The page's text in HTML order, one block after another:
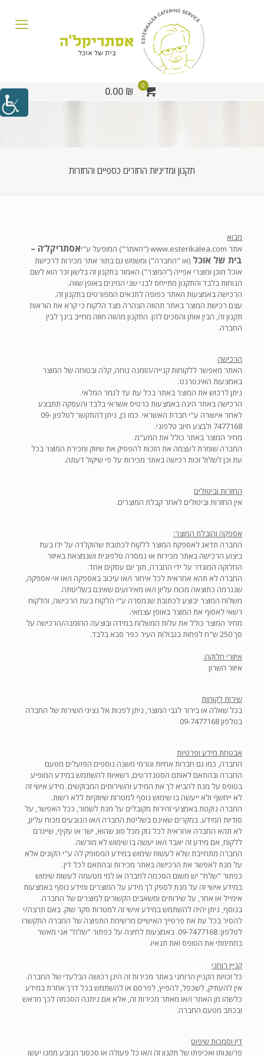
0
₪ 0.00
תקנון ומדיניות החזרים כספיים והחזרות
מבוא
אתר www.esterikalea.com ("האתר") המופעל ע"י
אסתריקל’ה –
בית של אוכל (או "החברה") ומשמש גם בתור אתר מכירות לרכישת
אוכל מוכן ומוצרי אפייה ("המוצר") האמור בתקנון זה בלשון זכר הוא לשם
הנוחות בלבד והתקנון מתייחס לבני שני המינים באופן שווה.
הרכישה באמצעות האתר כפופה לתנאים המפורטים בתקנון זה.
עצם רכישת המוצר באתר תהווה הצהרה מצד הלקוח כי קרא את הוראות
תקנון זה, הבין אותן והסכים להן. התקנון מהווה חוזה מחייב בינך לבין
החברה.
הרכישה
האתר מאפשר ללקוחות קנייה/הזמנה נוחה, קלה ובטוחה של המוצר
באמצעות האינטרנט.
ניתן לרכוש את המוצר באתר בכל עת עד לגמר המלאי.
הרכישה באתר הינה באמצעות כרטיס אשראי בלבד והעסקה תתבצע
לאחר אישורה ע"י חברת האשראי. כמו כן, ניתן להתקשר לטלפון 09-
7477168‏ ולבצע חיוב טלפוני.
מחיר המוצר באתר כולל את המע"מ.
החברה שומרת לעצמה את הזכות להפסיק את שיווק ומכירת המוצר בכל
עת וכן לשלול זכות רכישה באתר מכירות על פי שיקול דעתה.
החזרות וביטולים
אין החזרות וביטולים לאחר קבלת המוצרים.
אספקה והובלת המוצר:
החברה תדאג לאספקת המוצר ללקוח לכתובת שהוקלדה על ידו בעת
ביצוע הרכישה באתר מכירות או נמסרה טלפונית ושנמצאת באיזור
החלוקה המוגדר על ידי החברה, תוך יום עסקים אחד.
החברה לא תהא אחראית לכל איחור ו/או עיכוב באספקה ו/או אי-אספקה,
שנגרמה כתוצאה מכוח עליון ו/או מאירועים שאינם בשליטתה.
משלוח המוצר יבוצע לכתובת שנמסרה ע"י הלקוח בעת הרכישה, והלקוח
רשאי לאסוף את המוצר באופן עצמאי.
מחיר המוצר כולל את עלות המשלוח במידה ובוצעה ההזמנה/הרכישה על
סך 250 ש"ח לפחות בגבולות העיר כפר סבא בלבד.
איזורי חלוקה:
איזור השרון
שירות לקוחות
בכל שאלה או בירור לגבי המוצר, ניתן לפנות אל נציגי השירות של החברה
בטלפון 09-7477168‏‏
אבטחת מידע ופרטיות
החברה, כמו גם חברות אחיות וגורמי משנה נוספים הפועלים מטעם
החברה ובהתאם לאותם הסטנדרטים, רשאיות להשתמש במידע המופיע
בטופס על מנת להביא לך את המידע והשירותים המבוקשים. מידע אישי זה
לא ייחשף ולא ייעשה בו שימוש נוסף למטרות שיווקיות ללא רשות.
החברה נוקטת באמצעי זהירות מקובלים על מנת לשמור, ככל האפשר, על
סודיות המידע. במקרים שאינם בשליטת החברה ו/או הנובעים מכוח עליון,
לא תהא החברה אחראית לכל נזק מכל סוג שהוא, ישר או עקיף, שייגרם
ללקוח, אם מידע זה יאבד ו/או יעשה בו שימוש לא מורשה.
החברה מתחייבת שלא לעשות שימוש במידע המסופק לה ע"י הקונים אלא
על מנת לאפשר את הרכישה באתר מכירות ובהתאם לכל דין.
כפתור "שלח" יש משום הסכמה לחברה או למי מטעמה לעשות שימוש
במידע אישי זה על מנת לספק לך מידע על המוצרים ומידע נוסף באמצעות
אימייל או אחר, על שירותים ומשאבים הקשורים למוצרים של החברה.
בנוסף, ניתן יהיה להשתמש במידע אישי זה למטרות סקר שוק. באם תרצה/י
להסיר בכל עת את פרטייך האישיים מרשימת התפוצה של החברה התקשרו
לטלפון: 09-7477168‏. באמצעות לחיצה על כפתור "שלח" אני מאשר
בחתימתי את הטופס ואת תנאיו.
קניין רוחני
כל זכויות הקניין הרוחני באתר מכירות זה הינן רכושה הבלעדי של החברה.
אין להעתיק, לשכפל, להפיץ, לפרסם או להשתמש בכל דרך אחרת במידע
כלשהו מן האתר ו/או מאתר מכירות זה, אלא אם ניתנה הסכמה לכך מראש
ובכתב מטעם החברה.
דין וסמכות שיפוט
פרשנותו ואכיפתו של תקנון זה ו/או כל פעולה או סכסוך הנובע ממנו יעשו